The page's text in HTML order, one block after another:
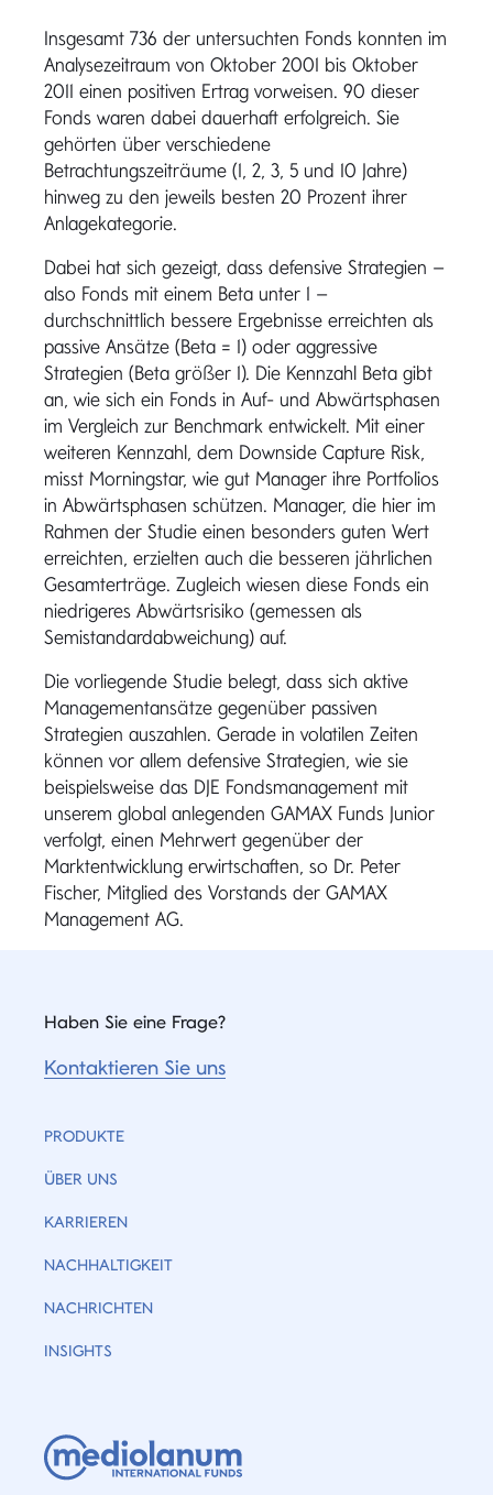
Insgesamt 736 der untersuchten Fonds konnten im
Analysezeitraum von Oktober 2001 bis Oktober
2011 einen positiven Ertrag vorweisen. 90 dieser
Fonds waren dabei dauerhaft erfolgreich. Sie
gehörten über verschiedene
Betrachtungszeiträume (1, 2, 3, 5 und 10 Jahre)
hinweg zu den jeweils besten 20 Prozent ihrer
Anlagekategorie.
Dabei hat sich gezeigt, dass defensive Strategien –
also Fonds mit einem Beta unter 1 –
durchschnittlich bessere Ergebnisse erreichten als
passive Ansätze (Beta = 1) oder aggressive
Strategien (Beta größer 1). Die Kennzahl Beta gibt
an, wie sich ein Fonds in Auf- und Abwärtsphasen
im Vergleich zur Benchmark entwickelt. Mit einer
weiteren Kennzahl, dem Downside Capture Risk,
misst Morningstar, wie gut Manager ihre Portfolios
in Abwärtsphasen schützen. Manager, die hier im
Rahmen der Studie einen besonders guten Wert
erreichten, erzielten auch die besseren jährlichen
Gesamterträge. Zugleich wiesen diese Fonds ein
niedrigeres Abwärtsrisiko (gemessen als
Semistandardabweichung) auf.
Die vorliegende Studie belegt, dass sich aktive
Managementansätze gegenüber passiven
Strategien auszahlen. Gerade in volatilen Zeiten
können vor allem defensive Strategien, wie sie
beispielsweise das DJE Fondsmanagement mit
unserem global anlegenden GAMAX Funds Junior
verfolgt, einen Mehrwert gegenüber der
Marktentwicklung erwirtschaften, so Dr. Peter
Fischer, Mitglied des Vorstands der GAMAX
Management AG.
Haben Sie eine Frage?
Kontaktieren Sie uns
PRODUKTE
ÜBER UNS
KARRIEREN
NACHHALTIGKEIT
NACHRICHTEN
INSIGHTS